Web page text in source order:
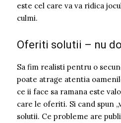
este cel care va va ridica
culmi.
Oferiti solutii – nu
Sa fim realisti pentru o
poate atrage atentia
ce ii face sa ramana este
care le oferiti. Si cand spun
solutii. Ce probleme are